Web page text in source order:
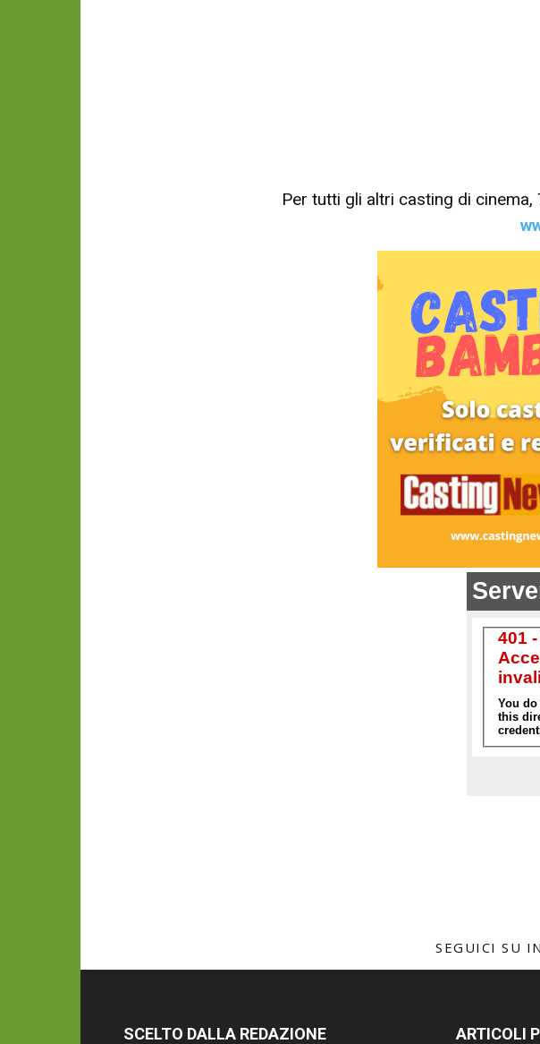
Per tutti gli altri casting di
SEGUICI SU
SCELTO DALLA REDAZIONE ARTICOLI